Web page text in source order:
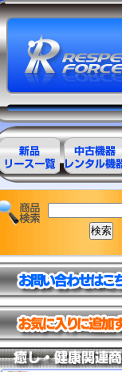
ステ美容用
製品一覧
エステ美容
品アウトレ
ト商品一覧